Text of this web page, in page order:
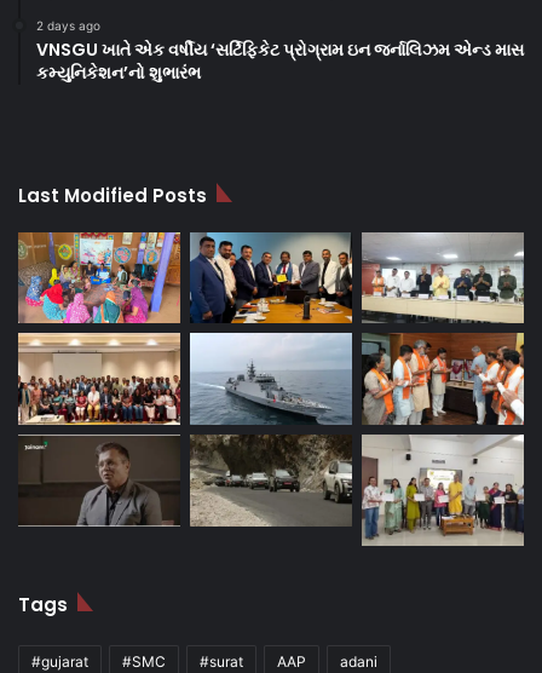
2 days ago
VNSGU ખાતે એક વર્ષીય ‘સર્ટિફિકેટ પ્રોગ્રામ ઇન જર્નાલિઝમ એન્ડ માસ
કમ્યુનિકેશન’નો શુભારંભ
Last Modified Posts
Tags
#gujarat #SMC #surat AAP adani